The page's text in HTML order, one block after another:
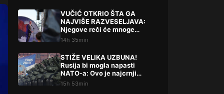
VUČIĆ OTKRIO ŠTA GA
NAJVIŠE RAZVESELJAVA:
Njegove reči će mnoge
iznenaditi!
14h 35min
STIŽE VELIKA UZBUNA!
Rusija bi mogla napasti
NATO-a: Ovo je najcrnji
scenarij
15h 53min